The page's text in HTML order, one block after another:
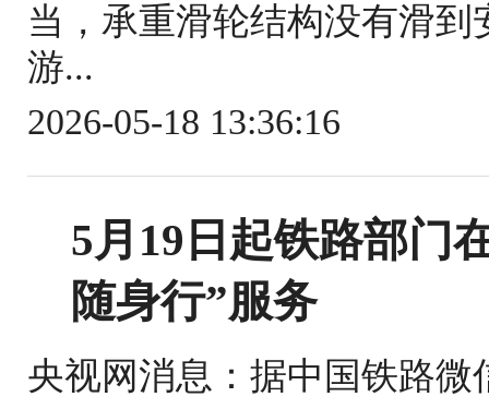
当，承重滑轮结构没有滑
游...
2026-05-18 13:36:16
5月19日起铁路部门
随身行”服务
央视网消息：据中国铁路